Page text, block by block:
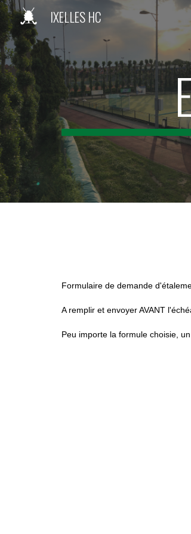
IXELLES HC
Formulaire de demande
A remplir et envoyer AVANT
Peu importe la formule choisie,